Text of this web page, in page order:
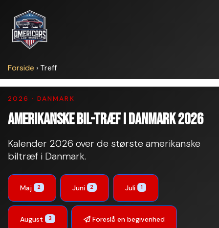
Forside › Treff
2026 · DANMARK
Amerikanske bil-træf i Danmark 2026
Kalender 2026 over de største amerikanske
biltræf i Danmark.
Maj 2 Juni 2 Juli 1
August 3 Foreslå en begivenhed